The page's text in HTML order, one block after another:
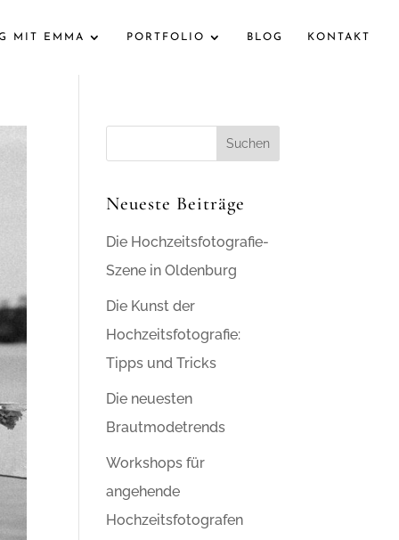
MIT EMMA PORTFOLIO BLOG KONTAKT
Neueste Beiträge
Die Hochzeitsfotografie-
Szene in Oldenburg
Die Kunst der
Hochzeitsfotografie:
Tipps und Tricks
Die neuesten
Brautmodetrends
Workshops für
angehende
Hochzeitsfotografen